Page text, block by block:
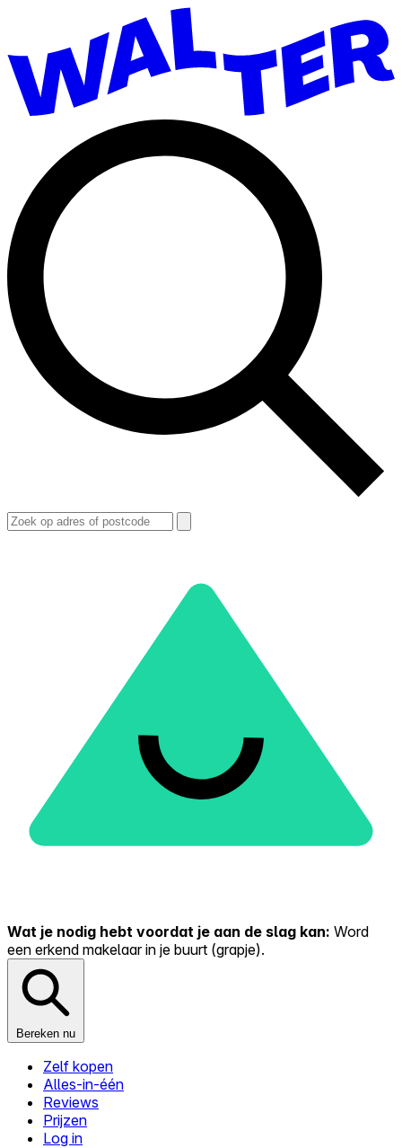
Wat je nodig hebt voordat je aan de slag kan: Word
een erkend makelaar in je buurt (grapje).
Bereken nu
Zelf kopen
Alles-in-één
Reviews
Prijzen
Log in